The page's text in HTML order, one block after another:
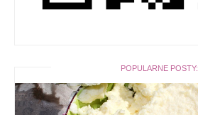
POPULARNE POSTY: